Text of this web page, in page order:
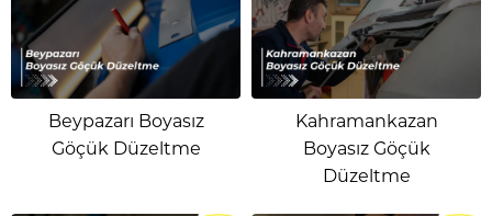
Beypazarı Boyasız
Göçük Düzeltme
Kahramankazan
Boyasız Göçük
Düzeltme